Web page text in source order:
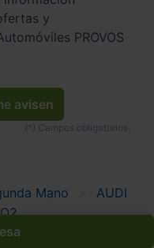
y
PROVOS
avisen
Mano
AUDI
110KW S TRONIC